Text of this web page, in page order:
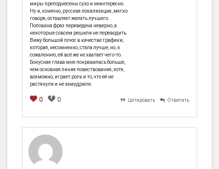
миры преподнесены сухо и неинтересно.
Ну и, конечно, русская локализация, мягко
говоря, оставляет желать лучшего.
Половина фраз переведена неверно, а
некоторые совсем решили не переводить.
Вижу большой плюс в качестве графики,
которая, несомненно, стала лучше, но, к
сожалению, ей всё же не хватает чего-то.
Бонусная глава мне понравилась больше,
чем основная линия повествования, хотя,
возможно, играет роль и то, что её не
растянули и не замудрили.
0 0 Цитировать Ответить